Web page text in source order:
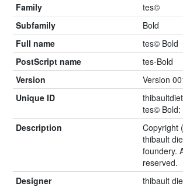
Family
tes©
Subfamily
Bold
Full name
tes© Bold
PostScript name
tes-Bold
Version
Version
Unique ID
tes© Bold:
Description
Copyright
thibault
foundery.
reserved.
Designer
thibault